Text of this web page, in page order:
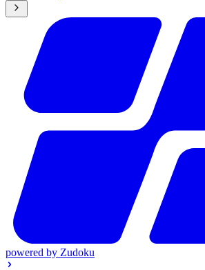
powered by Zudoku